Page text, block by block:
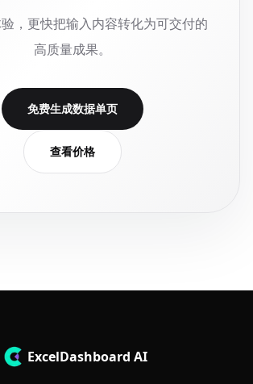
，更快把输入内容转化为可交付的
高质量成果。
免费生成数据单页
查看价格
ExcelDashboard AI